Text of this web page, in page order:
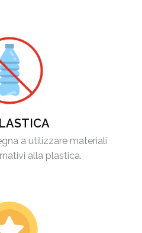
a utilizzare materiali
alla plastica.